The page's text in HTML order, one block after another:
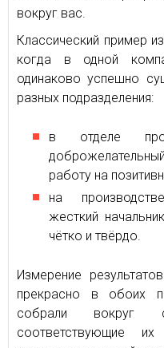
вокруг вас.
Классический пример
когда в одной
одинаково успешно
разных подразделения:
в отделе
работу на
на
жесткий
чётко и твёрдо.
Измерение
прекрасно в обоих
собрали вокруг
соответствующие